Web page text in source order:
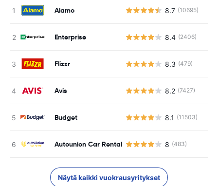
Alamo 8.7 (10695)
Enterprise 8.4 (2406)
Flizzr 8.3 (479)
Avis 8.2 (7427)
Budget 8.1 (11503)
Autounion Car Rental 8 (483)
Näytä kaikki vuokrausyritykset